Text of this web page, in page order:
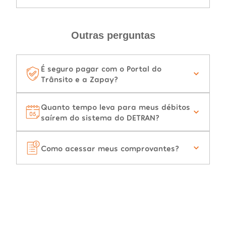
Outras perguntas
É seguro pagar com o Portal do
Trânsito e a Zapay?
Quanto tempo leva para meus débitos
saírem do sistema do DETRAN?
Como acessar meus comprovantes?